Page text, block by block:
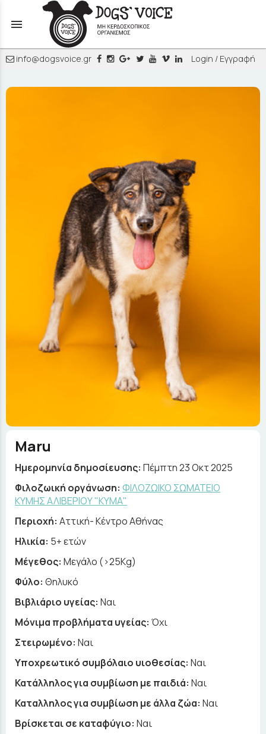
menu
info@dogsvoice.gr Login / Εγγραφή
Maru
Ημερομηνία δημοσίευσης: Πέμπτη 23 Οκτ 2025
Φιλοζωική οργάνωση: ΦΙΛΟΖΩΙΚΟ ΣΩΜΑΤΕΙΟ
ΚΥΜΗΣ ΑΛΙΒΕΡΙΟΥ "ΚΥΜΑ"
Περιοχή: Αττική- Κέντρο Αθήνας
Ηλικία: 5+ ετών
Μέγεθος: Μεγάλο (>25Kg)
Φύλο: Θηλυκό
Βιβλιάριο υγείας: Ναι
Μόνιμα προβλήματα υγείας: Όχι
Στειρωμένο: Ναι
Υποχρεωτικό συμβόλαιο υιοθεσίας: Ναι
Κατάλληλος για συμβίωση με παιδιά: Ναι
Καταλληλος για συμβίωση με άλλα ζώα: Ναι
Βρίσκεται σε καταφύγιο: Ναι